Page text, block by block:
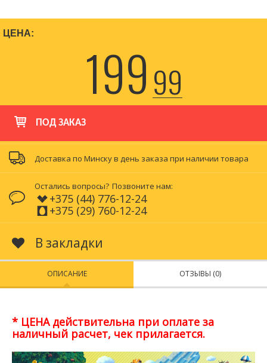
ЦЕНА:
19999
ПОД ЗАКАЗ
Доставка по Минску в день заказа при наличии товара
Остались вопросы? Позвоните нам:
+375 (44) 776-12-24
+375 (29) 760-12-24
В закладки
ОПИСАНИЕ ОТЗЫВЫ (0)
* ЦЕНА действительна при оплате за
наличный расчет, чек прилагается.